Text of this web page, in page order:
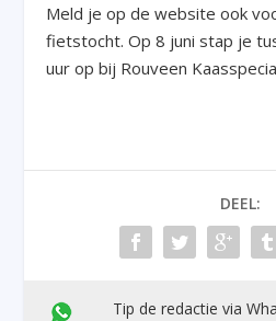
Meld je op de website ook
fietstocht. Op 8 juni stap je
uur op bij Rouveen
DEEL:
Tip de redactie via